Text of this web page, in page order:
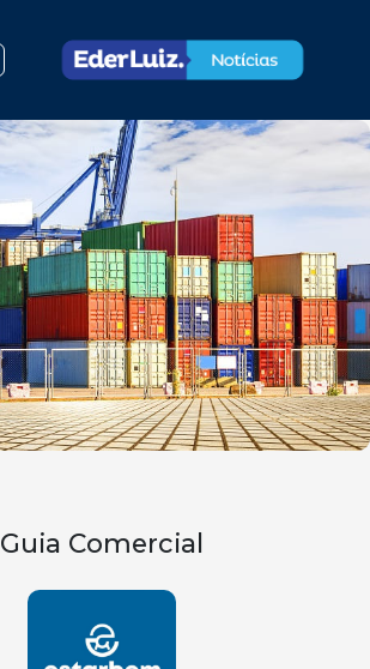
Guia Comercial